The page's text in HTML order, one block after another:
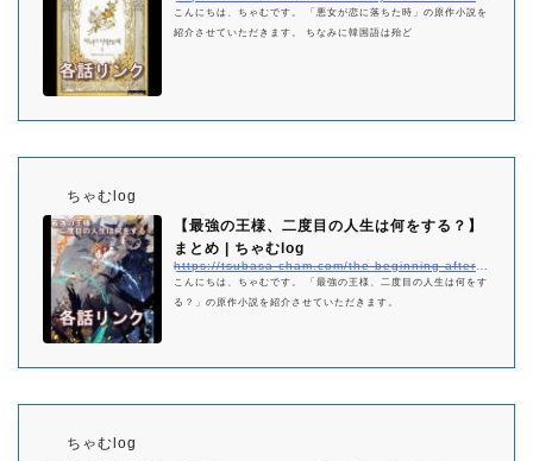
こんにちは、ちゃむです。 「悪女が恋に落ちた時」の原作小説を
紹介させていただきます。 ちなみに韓国語は殆ど
ちゃむlog
【最強の王様、二度目の人生は何をする？】
まとめ | ちゃむlog
こんにちは、ちゃむです。 「最強の王様、二度目の人生は何をす
る？」の原作小説を紹介させていただきます。
ちゃむlog